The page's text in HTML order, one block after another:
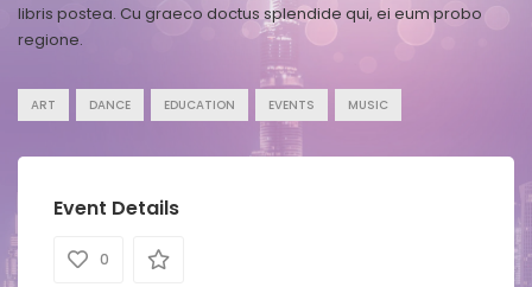
libris postea. Cu graeco doctus splendide qui, ei eum probo
regione.
ART DANCE EDUCATION EVENTS MUSIC
Event Details
0